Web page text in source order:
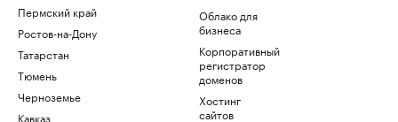
Пермский край
Ростов-на-Дону
Татарстан
Тюмень
Черноземье
Кавказ
Облако для
бизнеса
Корпоративный
регистратор
доменов
Хостинг
сайтов